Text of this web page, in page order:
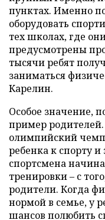
пунктах. Именно
оборудовать
тех школах, где
предусмотрены
тысячи ребят
заниматься
Карелин.
Особое значение,
пример
олимпийский
ребенка к спорту
спортсмена
тренировки – с
родители. Когда
нормой в семье, у
шансов полюбить